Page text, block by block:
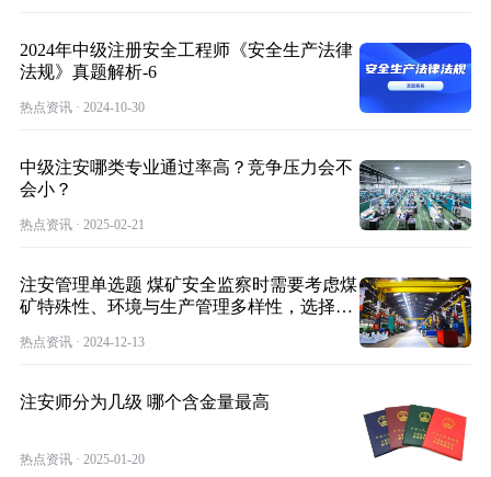
2024年中级注册安全工程师《安全生产法律
法规》真题解析-6
热点资讯 · 2024-10-30
中级注安哪类专业通过率高？竞争压力会不
会小？
热点资讯 · 2025-02-21
注安管理单选题 煤矿安全监察时需要考虑煤
矿特殊性、环境与生产管理多样性，选择不
热点资讯 · 2024-12-13
注安师分为几级 哪个含金量最高
热点资讯 · 2025-01-20